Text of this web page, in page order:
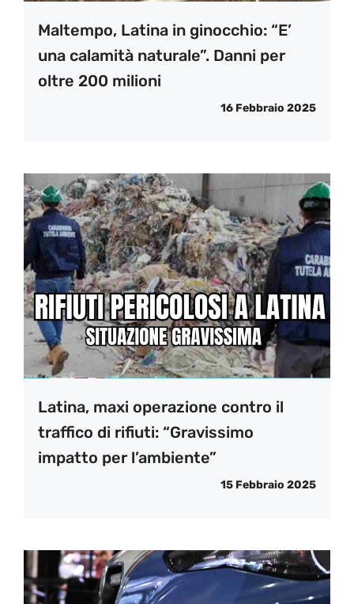
Maltempo, Latina in ginocchio: “E’
una calamità naturale”. Danni per
oltre 200 milioni
16 Febbraio 2025
Latina, maxi operazione contro il
traffico di rifiuti: “Gravissimo
impatto per l’ambiente”
15 Febbraio 2025